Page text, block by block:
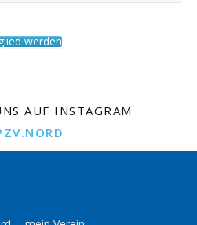
werden
AUF INSTAGRAM